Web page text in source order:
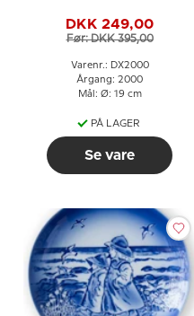
DKK 249,00
Før: DKK 395,00
Varenr.: DX2000
Årgang: 2000
Mål: Ø: 19 cm
PÅ LAGER
Se vare